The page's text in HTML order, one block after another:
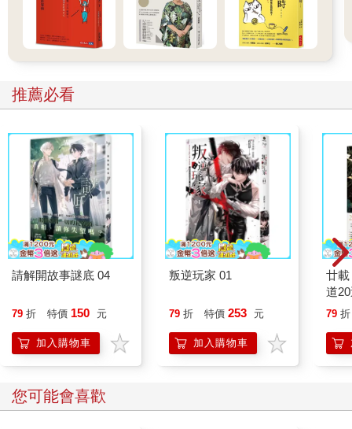
傑克和安妮游過來。
「哇！」傑克驚呼，一邊把安妮從海岸邊拉回來。
海面上突然水花四濺，還傳來嗖嗖的聲音。
「發生了什麼事？」傑克說。
一頭小小的獨角鯨和鯨群分開了，正朝向距離海岸大約十公尺的
一排冰山游過去。
「那頭虎鯨還在追！」安妮說。
巨大的虎鯨繼續追捕小獨角鯨。
「快！」傑克大喊。
獨角鯨逃入冰山之間的水道，游入一池淺水中。
虎鯨太巨大，無法游過冰山之間的水道。牠衝撞著巨大的浮冰，
有些冰裂開來，成塊崩落。
虎鯨想從冰山下方游過去，但海水太淺了。牠再次衝撞眼前的阻
礙，但水道依舊太窄。
最後，殺人鯨終於游走了。
「牠們離開了！」傑克對著牠呼喊：「你現在可以走了！快走
吧！」
「快！趁牠們還沒回來前快走！」安妮大聲說。
他們講話的當下，更多冰塊崩落。原本可以通向深水區的水道，
現在被一塊崩落的冰完全堵住了。
推薦必看
請解開故事謎底 04
79 折 特價 150 元
加入購物車
叛逆玩家 01
79 折 特價 253 元
加入購物車
廿
道
79 折
您可能會喜歡